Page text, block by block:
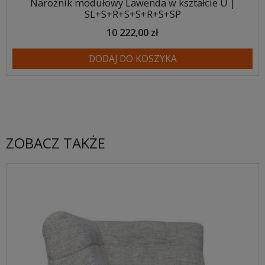
Narożnik modułowy Lawenda w kształcie U |
SL+S+R+S+S+R+S+SP
10 222,00 zł
DODAJ DO KOSZYKA
ZOBACZ TAKŻE